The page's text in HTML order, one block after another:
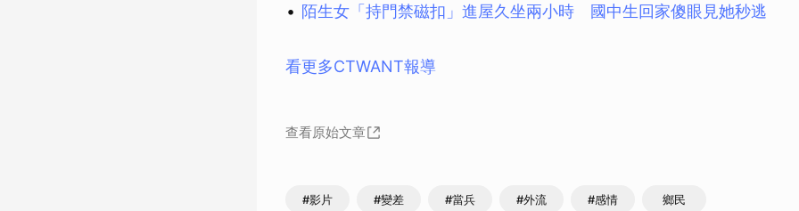
陌生女「持門禁磁扣」進屋久坐兩小時 國中生回家傻眼見她秒逃
看更多CTWANT報導
查看原始文章
#影片 #變差 #當兵 #外流 #感情 鄉民